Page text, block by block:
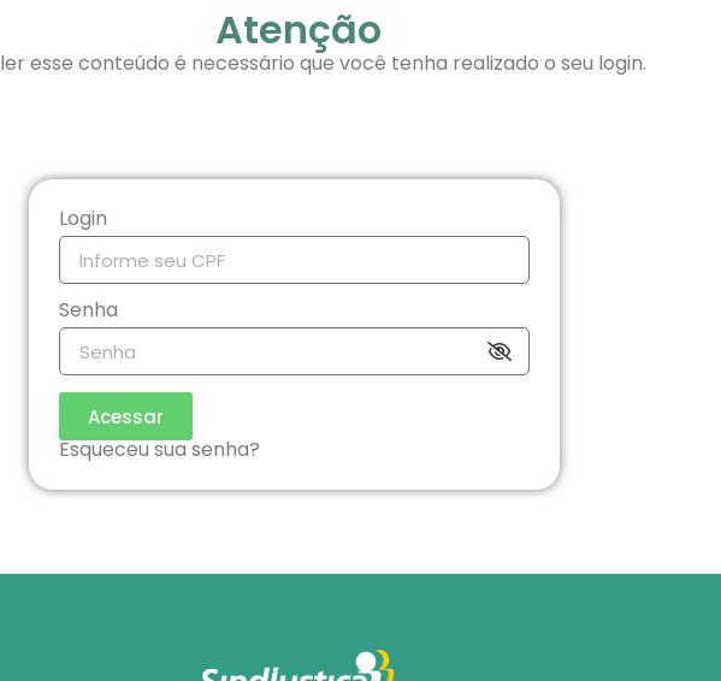
Atenção
esse conteúdo é necessário que você tenha realizado o seu login.
Login
Senha
Acessar
Esqueceu sua senha?